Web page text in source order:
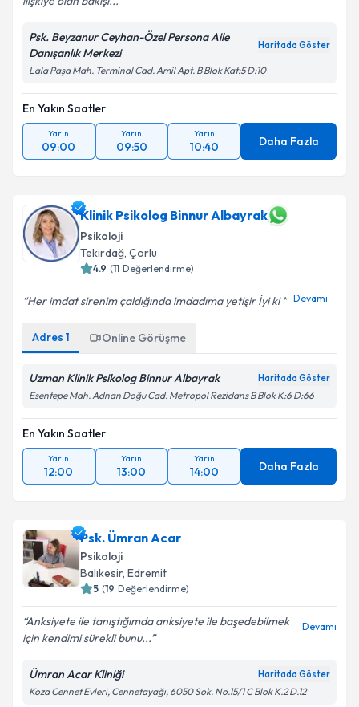
Metni'ni okudum ve kişisel verilerimin belirtilen
kapsamda işlenmesini kabul ediyorum.
Takvim Talebini Gönder
ilişkiye olan bakışı...
Psk. Beyzanur Ceyhan-Özel Persona Aile
Danışanlık Merkezi
Lala Paşa Mah. Terminal Cad. Amil Apt. B Blok Kat:5 D:10
En Yakın Saatler
Yarın
09:00
Yarın
09:50
Yarın
10:40 Daha Fazla
Klinik Psikolog Binnur Albayrak
Psikoloji
Tekirdağ, Çorlu
( Değerlendirme)
Her imdat sirenim çaldığında imdadıma yetişir İyi ki
Adres 1 Online Görüşme
Uzman Klinik Psikolog Binnur Albayrak
Esentepe Mah. Adnan Doğu Cad. Metropol Rezidans B Blok K:6 D:66
En Yakın Saatler
Yarın
12:00
Yarın
13:00
Yarın
14:00 Daha Fazla
Psk. Ümran Acar
Psikoloji
Balıkesir, Edremit
( Değerlendirme)
Anksiyete ile tanıştığımda anksiyete ile başedebilmek
için kendimi sürekli bunu...
Ümran Acar Kliniği
Koza Cennet Evleri, Cennetayağı, 6050 Sok. No.15/1 C Blok K.2 D.12